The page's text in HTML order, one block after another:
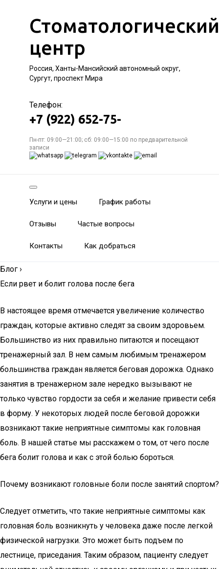
Стоматологический
центр
Россия, Ханты-Мансийский автономный округ,
Сургут, проспект Мира
Телефон:
+7 (922) 652-75-
Пн-пт: 09:00—21:00; сб: 09:00—15:00 по предварительной
записи
Услуги и цены График работы
Отзывы Частые вопросы
Контакты Как добраться
Блог ›
Если рвет и болит голова после бега
В настоящее время отмечается увеличение количество
граждан, которые активно следят за своим здоровьем.
Большинство из них правильно питаются и посещают
тренажерный зал. В нем самым любимым тренажером
большинства граждан является беговая дорожка. Однако
занятия в тренажерном зале нередко вызывают не
только чувство гордости за себя и желание привести себя
в форму. У некоторых людей после беговой дорожки
возникают такие неприятные симптомы как головная
боль. В нашей статье мы расскажем о том, от чего после
бега болит голова и как с этой болью бороться.
Почему возникают головные боли после занятий спортом?
Следует отметить, что такие неприятные симптомы как
головная боль возникнуть у человека даже после легкой
физической нагрузки. Это может быть подъем по
лестнице, приседания. Таким образом, пациенту следует